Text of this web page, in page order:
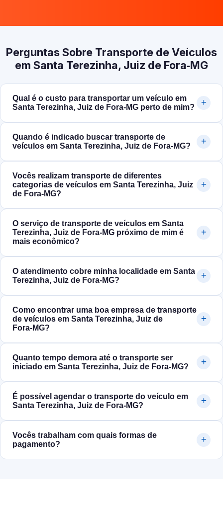
Perguntas Sobre Transporte de Veículos
em Santa Terezinha, Juiz de Fora‑MG
Qual é o custo para transportar um veículo em
Santa Terezinha, Juiz de Fora‑MG perto de mim?
Quando é indicado buscar transporte de
veículos em Santa Terezinha, Juiz de Fora‑MG?
Vocês realizam transporte de diferentes
categorias de veículos em Santa Terezinha, Juiz
de Fora‑MG?
O serviço de transporte de veículos em Santa
Terezinha, Juiz de Fora‑MG próximo de mim é
mais econômico?
O atendimento cobre minha localidade em Santa
Terezinha, Juiz de Fora‑MG?
Como encontrar uma boa empresa de transporte
de veículos em Santa Terezinha, Juiz de
Fora‑MG?
Quanto tempo demora até o transporte ser
iniciado em Santa Terezinha, Juiz de Fora‑MG?
É possível agendar o transporte do veículo em
Santa Terezinha, Juiz de Fora‑MG?
Vocês trabalham com quais formas de
pagamento?